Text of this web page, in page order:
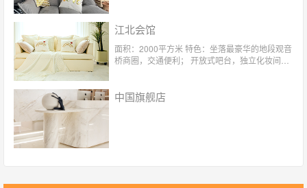
江北会馆
面积：2000平方米 特色：坐落最豪华的地段观音
桥商圈，交通便利； 开放式吧台，独立化妆间，
毒；
中国旗舰店